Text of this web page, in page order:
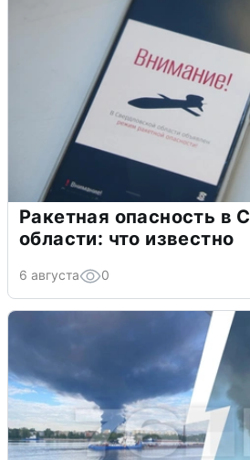
Ракетная опасность в
области: что известно
6 августа 0